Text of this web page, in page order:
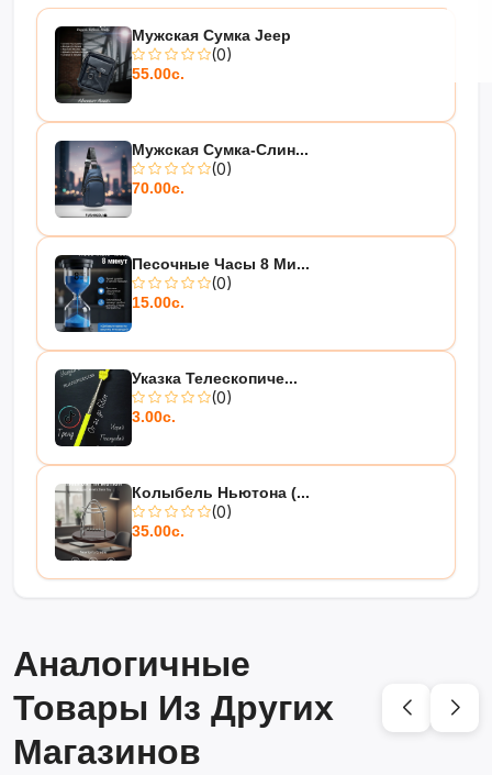
Мужская Сумка Jeep
(0)
55.00с.
Мужская Сумка-Слин...
(0)
70.00с.
Песочные Часы 8 Ми...
(0)
15.00с.
Указка Телескопиче...
(0)
3.00с.
Колыбель Ньютона (...
(0)
35.00с.
Аналогичные
Товары Из Других
Магазинов